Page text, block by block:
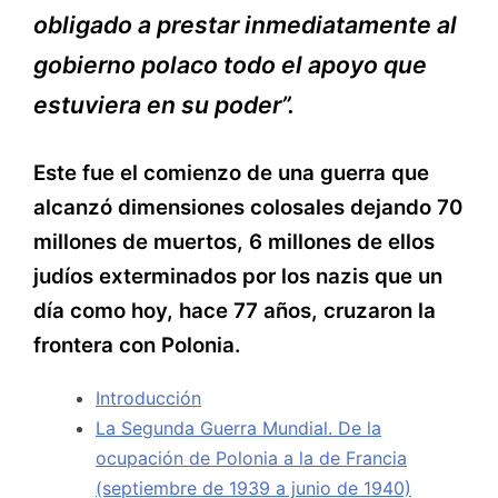
obligado a prestar inmediatamente al
gobierno polaco todo el apoyo que
estuviera en su poder”.
Este fue el comienzo de una guerra que
alcanzó dimensiones colosales dejando 70
millones de muertos, 6 millones de ellos
judíos exterminados por los nazis que un
día como hoy, hace 77 años, cruzaron la
frontera con Polonia.
Introducción
La Segunda Guerra Mundial. De la
ocupación de Polonia a la de Francia
(septiembre de 1939 a junio de 1940)